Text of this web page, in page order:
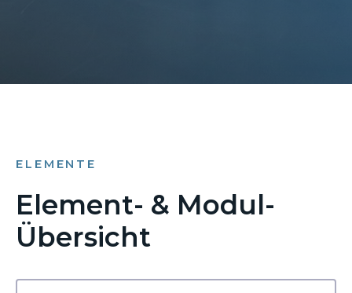
ELEMENTE
Element- & Modul-
Übersicht